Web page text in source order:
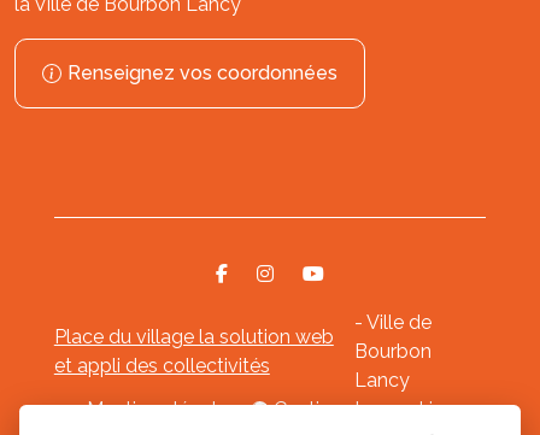
Renseignez vos coordonnées
Place du village la solution web
et appli des collectivités
- Ville de
Bourbon
Lancy
Mentions légales- Gestion des cookies